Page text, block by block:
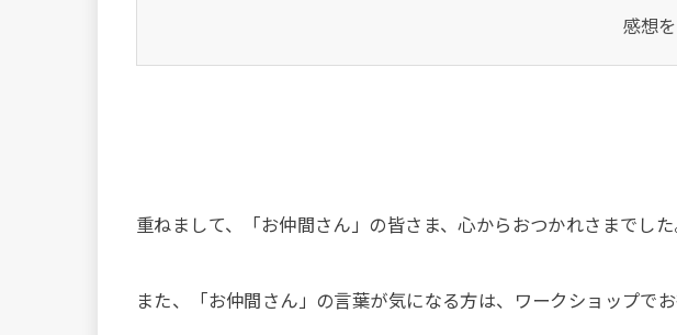
感想
重ねまして、「お仲間さん」の皆さま、心からおつかれさまでした
また、「お仲間さん」の言葉が気になる方は、ワークショップでお